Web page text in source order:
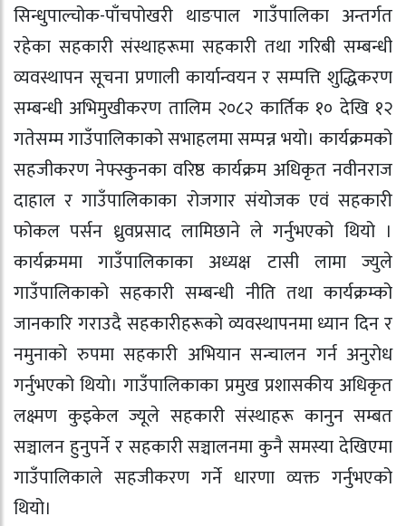
सिन्धुपाल्चोक-पाँचपोखरी थाङपाल गाउँपालिका अन्तर्गत
रहेका सहकारी संस्थाहरूमा सहकारी तथा गरिबी सम्बन्धी
व्यवस्थापन सूचना प्रणाली कार्यान्वयन र सम्पत्ति शुद्धिकरण
सम्बन्धी अभिमुखीकरण तालिम २०८२ कार्तिक १० देखि १२
गतेसम्म गाउँपालिकाको सभाहलमा सम्पन्न भयो। कार्यक्रमको
सहजीकरण नेफ्स्कुनका वरिष्ठ कार्यक्रम अधिकृत नवीनराज
दाहाल र गाउँपालिकाका रोजगार संयोजक एवं सहकारी
फोकल पर्सन ध्रुवप्रसाद लामिछाने ले गर्नुभएको थियो ।
कार्यक्रममा गाउँपालिकाका अध्यक्ष टासी लामा ज्युले
गाउँपालिकाको सहकारी सम्बन्धी नीति तथा कार्यक्रम्को
जानकारि गराउदै सहकारीहरूको व्यवस्थापनमा ध्यान दिन र
नमुनाको रुपमा सहकारी अभियान सन्चालन गर्न अनुरोध
गर्नुभएको थियो। गाउँपालिकाका प्रमुख प्रशासकीय अधिकृत
लक्ष्मण कुइकेल ज्यूले सहकारी संस्थाहरू कानुन सम्बत
सञ्चालन हुनुपर्ने र सहकारी सञ्चालनमा कुनै समस्या देखिएमा
गाउँपालिकाले सहजीकरण गर्ने धारणा व्यक्त गर्नुभएको
थियो।